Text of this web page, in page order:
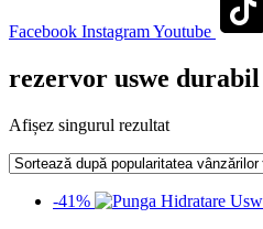
Facebook InstagramYoutube
rezervor uswe durabil
Afișez singurul rezultat
-41%